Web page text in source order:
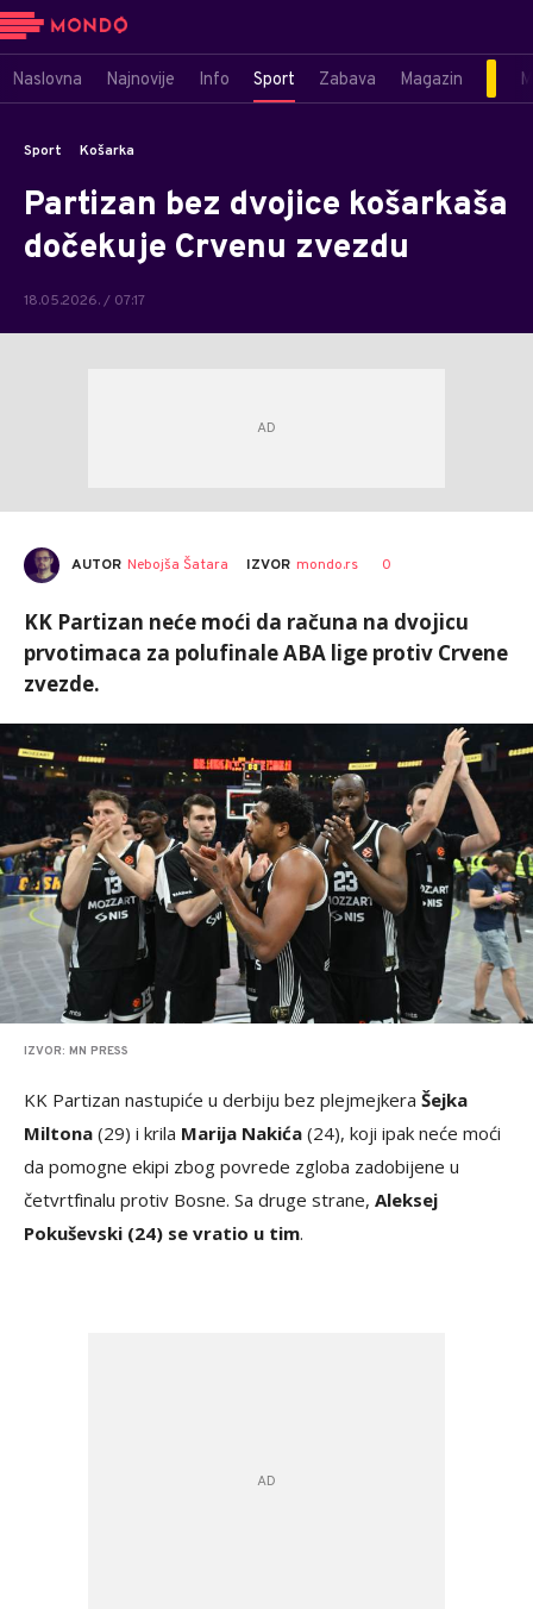
Naslovna Najnovije Info Sport Zabava Magazin
Sport Košarka
Partizan bez dvojice košarkaša
dočekuje Crvenu zvezdu
18.05.2026. / 07:17
AUTOR Nebojša Šatara IZVOR mondo.rs 0
KK Partizan neće moći da računa na dvojicu
prvotimaca za polufinale ABA lige protiv Crvene
zvezde.
IZVOR: MN PRESS
KK Partizan nastupiće u derbiju bez plejmejkera Šejka
Miltona (29) i krila Marija Nakića (24), koji ipak neće moći
da pomogne ekipi zbog povrede zgloba zadobijene u
četvrtfinalu protiv Bosne. Sa druge strane, Aleksej
Pokuševski (24) se vratio u tim.